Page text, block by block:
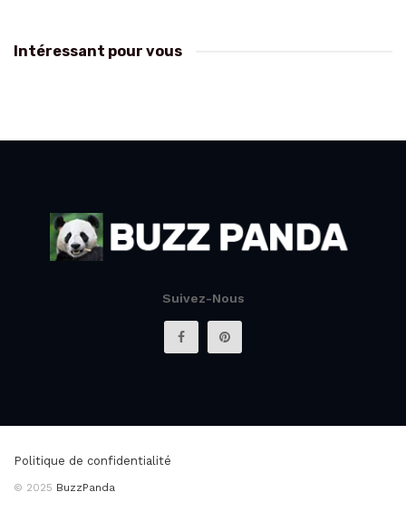
Intéressant pour vous
Suivez-Nous
Politique de confidentialité
© 2025 BuzzPanda